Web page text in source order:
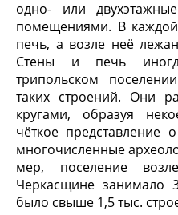
одно- или
помещениями. В
печь, а возле неё
Стены и печь
трипольском
таких строений. Они
кругами, образуя
чёткое представление
многочисленные
мер, поселение
Черкасщине занимало
было свыше 1,5 тыс.